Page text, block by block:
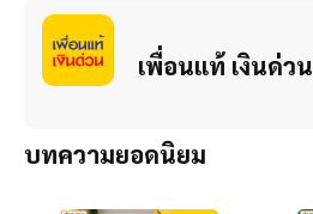
เพื่อนแท้ เงินด่วน
บทความยอดนิยม